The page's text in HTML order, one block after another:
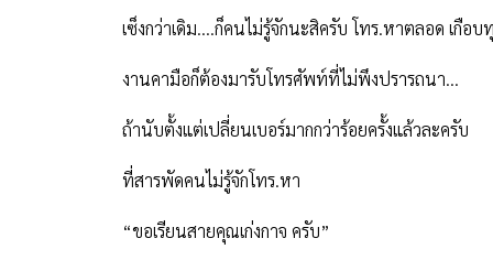
เซ็งกว่าเดิม....ก็คนไม่รู้จักนะสิครับ โทร.หาตลอด เกือบ
งานคามือก็ต้องมารับโทรศัพท์ที่ไม่พึงปรารถนา...
ถ้านับตั้งแต่เปลี่ยนเบอร์มากกว่าร้อยครั้งแล้วละครับ
ที่สารพัดคนไม่รู้จักโทร.หา
“ขอเรียนสายคุณเก่งกาจ ครับ”